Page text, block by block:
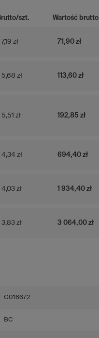
szt. Wartość brutto
7,19 zł 71,90 zł
5,68 zł 113,60 zł
5,51 zł 192,85 zł
4,34 zł 694,40 zł
4,03 zł 1 934,40 zł
3,83 zł 3 064,00 zł
G016672
BC